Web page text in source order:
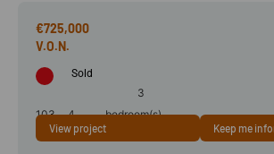
€725,000
Sold
103
4
room(s)
3
bedroom(s)
View project Keep me